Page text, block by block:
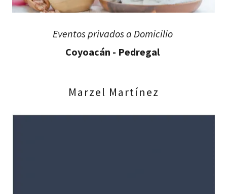
Eventos privados a Domicilio
Coyoacán - Pedregal
Marzel Martínez